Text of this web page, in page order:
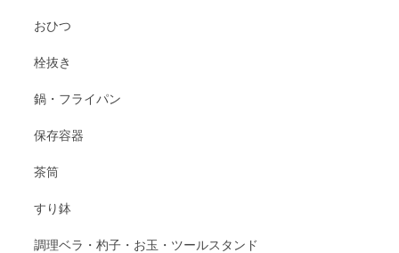
おひつ
栓抜き
鍋・フライパン
保存容器
茶筒
すり鉢
調理ベラ・杓子・お玉・ツールスタンド